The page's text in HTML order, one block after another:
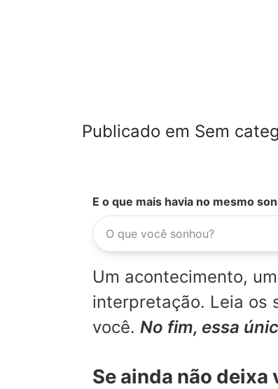
Publicado em Sem
E o que mais havia no mesmo
Um acontecimento,
interpretação. Leia os
você. No fim, essa
Se ainda não deixa